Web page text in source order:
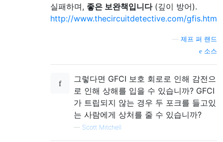
실패하며, 좋은 보완책입니다(깊이 방어).
http://www.thecircuitdetective.com/gfis.htm
제프 퍼 랜드
소스
그렇다면 GFCI 보호 회로로 인해 감전으
로 인해 상해를 입을 수 있습니까? GFCI
가 트립되지 않는 경우 두 포크를 들고있
는 사람에게 상처를 줄 수 있습니까?
— Scott Mitchell